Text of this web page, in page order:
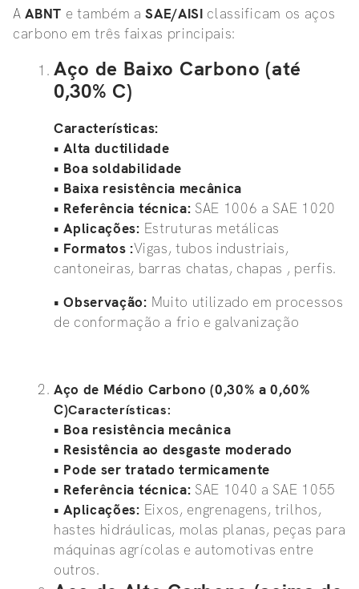
AABNT e também aSAE/AISI classificam os aços
carbono em três faixas principais:
Aço de Baixo Carbono (até
0,30% C)
Características:
• Alta ductilidade
• Boa soldabilidade
• Baixa resistência mecânica
• Referência técnica: SAE 1006 a SAE 1020
•Aplicações: Estruturas metálicas
• Formatos :Vigas, tubos industriais,
cantoneiras, barras chatas, chapas , perfis.
•Observação: Muito utilizado em processos
de conformação a frio e galvanização
Aço de Médio Carbono (0,30% a 0,60%
C)Características:
• Boa resistência mecânica
• Resistência ao desgaste moderado
• Pode ser tratado termicamente
• Referência técnica: SAE 1040 a SAE 1055
•Aplicações: Eixos, engrenagens, trilhos,
hastes hidráulicas, molas planas, peças para
máquinas agrícolas e automotivas entre
outros.